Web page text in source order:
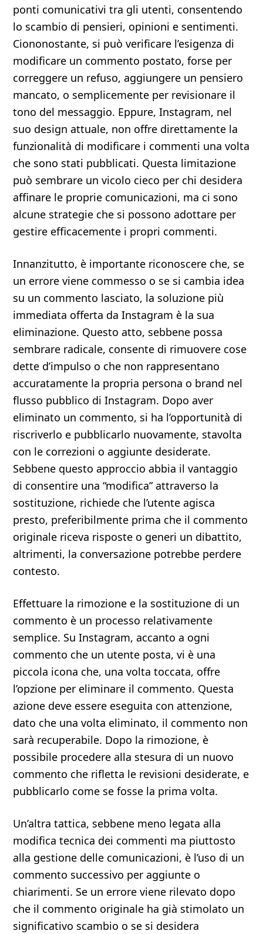
ponti comunicativi tra gli utenti, consentendo
lo scambio di pensieri, opinioni e sentimenti.
Ciononostante, si può verificare l’esigenza di
modificare un commento postato, forse per
correggere un refuso, aggiungere un pensiero
mancato, o semplicemente per revisionare il
tono del messaggio. Eppure, Instagram, nel
suo design attuale, non offre direttamente la
funzionalità di modificare i commenti una volta
che sono stati pubblicati. Questa limitazione
può sembrare un vicolo cieco per chi desidera
affinare le proprie comunicazioni, ma ci sono
alcune strategie che si possono adottare per
gestire efficacemente i propri commenti.
Innanzitutto, è importante riconoscere che, se
un errore viene commesso o se si cambia idea
su un commento lasciato, la soluzione più
immediata offerta da Instagram è la sua
eliminazione. Questo atto, sebbene possa
sembrare radicale, consente di rimuovere cose
dette d’impulso o che non rappresentano
accuratamente la propria persona o brand nel
flusso pubblico di Instagram. Dopo aver
eliminato un commento, si ha l’opportunità di
riscriverlo e pubblicarlo nuovamente, stavolta
con le correzioni o aggiunte desiderate.
Sebbene questo approccio abbia il vantaggio
di consentire una “modifica” attraverso la
sostituzione, richiede che l’utente agisca
presto, preferibilmente prima che il commento
originale riceva risposte o generi un dibattito,
altrimenti, la conversazione potrebbe perdere
contesto.
Effettuare la rimozione e la sostituzione di un
commento è un processo relativamente
semplice. Su Instagram, accanto a ogni
commento che un utente posta, vi è una
piccola icona che, una volta toccata, offre
l’opzione per eliminare il commento. Questa
azione deve essere eseguita con attenzione,
dato che una volta eliminato, il commento non
sarà recuperabile. Dopo la rimozione, è
possibile procedere alla stesura di un nuovo
commento che rifletta le revisioni desiderate, e
pubblicarlo come se fosse la prima volta.
Un’altra tattica, sebbene meno legata alla
modifica tecnica dei commenti ma piuttosto
alla gestione delle comunicazioni, è l’uso di un
commento successivo per aggiunte o
chiarimenti. Se un errore viene rilevato dopo
che il commento originale ha già stimolato un
significativo scambio o se si desidera